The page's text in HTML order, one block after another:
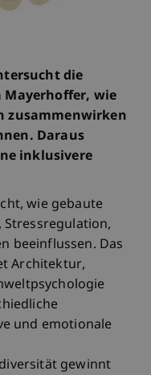
die
wie
zusammenwirken
Daraus
inklusivere
wie gebaute
beeinflussen. Das
Architektur,
und emotionale
gewinnt